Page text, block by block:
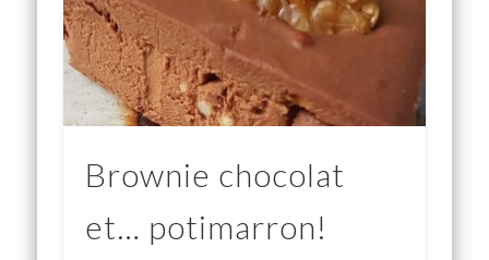
Brownie chocolat
et… potimarron!